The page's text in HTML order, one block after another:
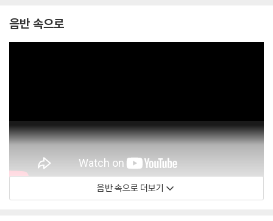
음반 속으로
음반 속으로 더보기